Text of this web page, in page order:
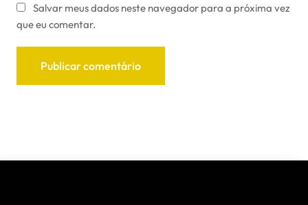
Salvar meus dados neste navegador para a próxima vez
que eu comentar.